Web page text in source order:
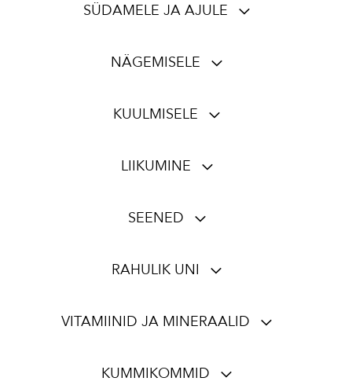
SÜDAMELE JA AJULE
NÄGEMISELE
KUULMISELE
LIIKUMINE
SEENED
RAHULIK UNI
VITAMIINID JA MINERAALID
KUMMIKOMMID